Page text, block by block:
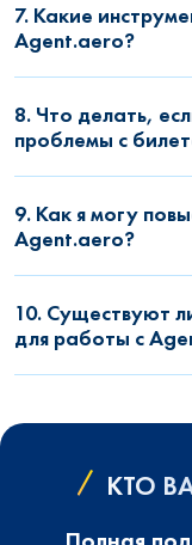
7. Какие
Agent.aero?
8. Что делать,
проблемы с
9. Как я могу
Agent.aero?
10. Существуют
для работы с
КТО